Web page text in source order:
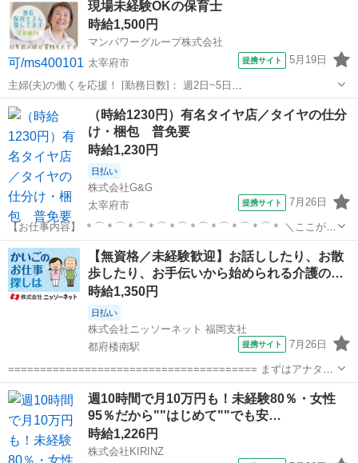
性。 同世代が多く、未経験からでも始めやすい環境です。 スマホアプ
リを使ったライブ配...
現場未経験OKの保育士
時給1,500円
マンパワーグループ株式会社
太宰府市
提携サイト 5月19日
主婦(夫)の働くを応援！ [勤務日数]： 週2日~5日
08:00~11:00/09:00~12:00/09:00~15:00/07:00~16:00/11:00~20:00 [勤務
地・最寄駅]： 福岡県太宰府市 【派...
福岡 保育士
（時給1230円）有名タイヤ店／タイヤの仕分
け・梱包 普免要
時給1,230円
日払い
株式会社G&G
太宰府市
提携サイト 7月26日
【お仕事内容】 ＊⌒＊⌒＊⌒＊⌒＊⌒＊⌒＊⌒＊⌒＊⌒＊ ＼ここが推
しポイント／ ・時給1230円で安定収入（月21万円?） ・即日勤務
OK！すぐに働きたい方歓迎 ・MT免許が活かせる！車移動の業務あり
・冷暖房完備＆きれ...
福岡 太宰府市 仕分け
【無資格／未経験歓迎】お話ししたり、お散
歩したり、お手伝いから始められる介護の…
時給1,350円
日払い
株式会社ニッソーネット 福岡支社
都府楼南駅
提携サイト 7月26日
======================================= まずはアナタの
ご希望を教えてください♪
======================================= 弊社の求人は
【無資格...
福岡 太宰府市 都府楼南駅 その他
週10時間で月10万円も！未経験80％・女性
95％だから""はじめて""でも安…
時給1,226円
株式会社KIRINZ